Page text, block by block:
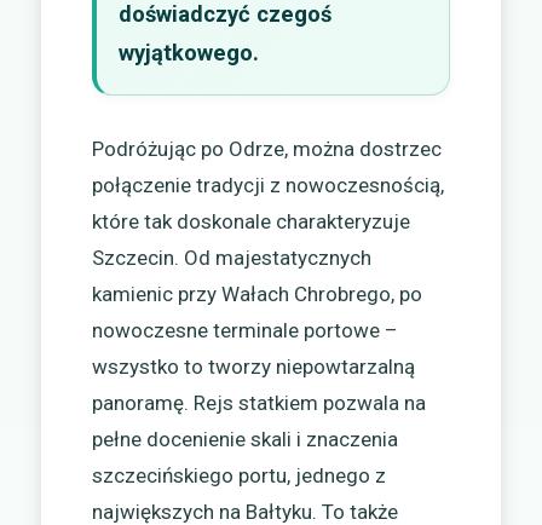
doświadczyć czegoś
wyjątkowego.
Podróżując po Odrze, można dostrzec
połączenie tradycji z nowoczesnością,
które tak doskonale charakteryzuje
Szczecin. Od majestatycznych
kamienic przy Wałach Chrobrego, po
nowoczesne terminale portowe –
wszystko to tworzy niepowtarzalną
panoramę. Rejs statkiem pozwala na
pełne docenienie skali i znaczenia
szczecińskiego portu, jednego z
największych na Bałtyku. To także